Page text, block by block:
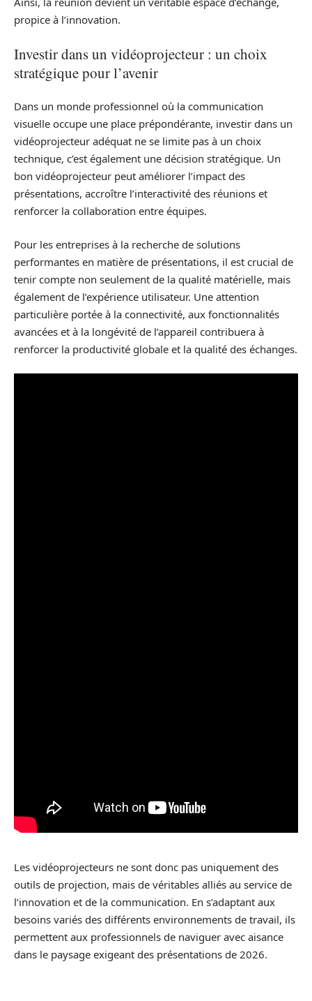
propice à l’innovation.
Investir dans un vidéoprojecteur : un choix
stratégique pour l’avenir
Dans un monde professionnel où la communication
visuelle occupe une place prépondérante, investir dans un
vidéoprojecteur adéquat ne se limite pas à un choix
technique, c’est également une décision stratégique. Un
bon vidéoprojecteur peut améliorer l’impact des
présentations, accroître l’interactivité des réunions et
renforcer la collaboration entre équipes.
Pour les entreprises à la recherche de solutions
performantes en matière de présentations, il est crucial de
tenir compte non seulement de la qualité matérielle, mais
également de l’expérience utilisateur. Une attention
particulière portée à la connectivité, aux fonctionnalités
avancées et à la longévité de l’appareil contribuera à
renforcer la productivité globale et la qualité des échanges.
Les vidéoprojecteurs ne sont donc pas uniquement des
outils de projection, mais de véritables alliés au service de
l’innovation et de la communication. En s’adaptant aux
besoins variés des différents environnements de travail, ils
permettent aux professionnels de naviguer avec aisance
dans le paysage exigeant des présentations de 2026.